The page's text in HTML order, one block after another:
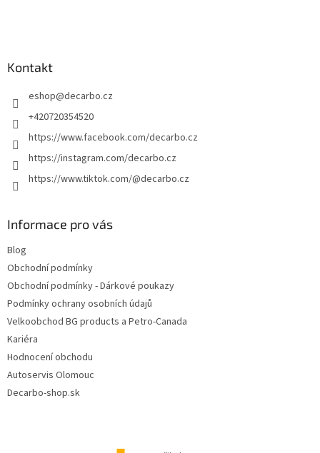
Kontakt
eshop@decarbo.cz
+420720354520
https://www.facebook.com/decarbo.cz
https://instagram.com/decarbo.cz
https://www.tiktok.com/@decarbo.cz
Informace pro vás
Blog
Obchodní podmínky
Obchodní podmínky - Dárkové poukazy
Podmínky ochrany osobních údajů
Velkoobchod BG products a Petro-Canada
Kariéra
Hodnocení obchodu
Autoservis Olomouc
Decarbo-shop.sk